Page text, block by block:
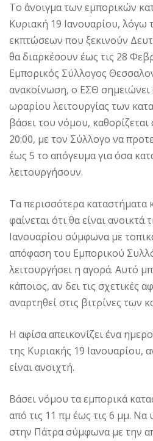
Το άνοιγμα των εμπορικών
Κυριακή 19 Ιανουαρίου, λόγω
εκπτώσεων που ξεκινούν
θα διαρκέσουν έως τις 28
Εμπορικός Σύλλογος
ανακοίνωση, ο ΕΣΘ σημειώνει
ωραρίου λειτουργίας των
βάσει του νόμου,
20:00, με τον Σύλλογο να
έως 5 το απόγευμα για όσα
λειτουργήσουν.
Τα περισσότερα καταστήματα
φαίνεται ότι θα είναι ανοικτά
Ιανουαρίου σύμφωνα με
απόφαση του Εμπορικού
λειτουργήσει η αγορά. Αυτό
κάποιος, αν δει τις σχετικές
αναρτηθεί στις βιτρίνες των
Η αφίσα απεικονίζει ένα
της Κυριακής 19 Ιανουαρίου,
είναι ανοιχτή.
Βάσει νόμου τα εμπορικά
από τις 11 πμ έως τις 6 μμ. Να
στην Πάτρα σύμφωνα με την